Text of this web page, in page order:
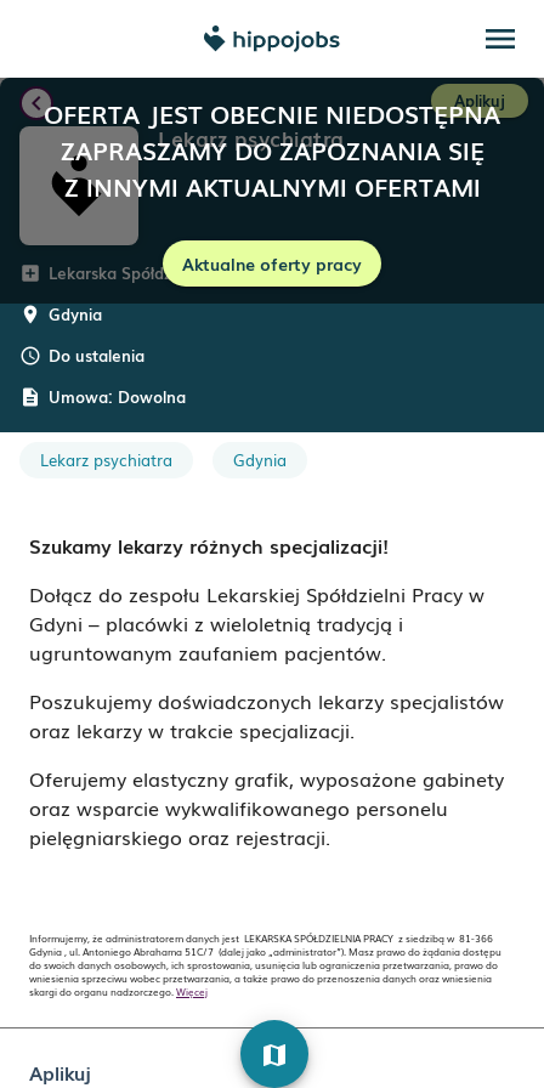
menu
OFERTA JEST OBECNIE NIEDOSTĘPNA
ZAPRASZAMY DO ZAPOZNANIA SIĘ
Z INNYMI AKTUALNYMI OFERTAMI
Aktualne oferty pracy
chevron_left Aplikuj
Lekarz psychiatra
add_box Lekarska Spółdzielnia Pracy
room Gdynia
schedule Do ustalenia
description Umowa: Dowolna
Lekarz psychiatra Gdynia
Szukamy lekarzy różnych specjalizacji!
Dołącz do zespołu Lekarskiej Spółdzielni Pracy w
Gdyni – placówki z wieloletnią tradycją i
ugruntowanym zaufaniem pacjentów.
Poszukujemy doświadczonych lekarzy specjalistów
oraz lekarzy w trakcie specjalizacji.
Oferujemy elastyczny grafik, wyposażone gabinety
oraz wsparcie wykwalifikowanego personelu
pielęgniarskiego oraz rejestracji.
Informujemy, że administratorem danych jest LEKARSKA SPÓŁDZIELNIA PRACY z siedzibą w 81-366
Gdynia , ul. Antoniego Abrahama 51C/7 (dalej jako „administrator”). Masz prawo do żądania dostępu
do swoich danych osobowych, ich sprostowania, usunięcia lub ograniczenia przetwarzania, prawo do
wniesienia sprzeciwu wobec przetwarzania, a także prawo do przenoszenia danych oraz wniesienia
skargi do organu nadzorczego. Więcej
Aplikuj
map